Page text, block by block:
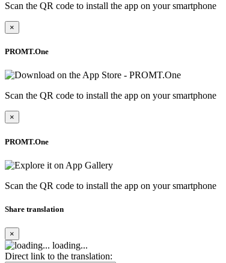
Scan the QR code to install the app on your smartphone
×
PROMT.One
Scan the QR code to install the app on your smartphone
×
PROMT.One
Scan the QR code to install the app on your smartphone
Share translation
×
loading...
Direct link to the translation: